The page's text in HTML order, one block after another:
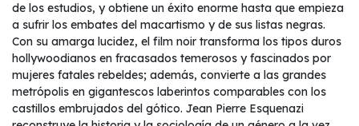
de los estudios, y obtiene un éxito enorme hasta que empieza
a sufrir los embates del macartismo y de sus listas negras.
Con su amarga lucidez, el film noir transforma los tipos duros
hollywoodianos en fracasados temerosos y fascinados por
mujeres fatales rebeldes; además, convierte a las grandes
metrópolis en gigantescos laberintos comparables con los
castillos embrujados del gótico. Jean Pierre Esquenazi